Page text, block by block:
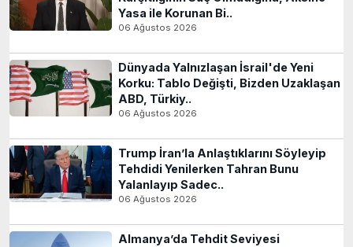
Yasa ile Korunan Bi..
06 Ağustos 2026
Dünyada Yalnızlaşan İsrail'de Yeni
Korku: Tablo Değişti, Bizden Uzaklaşan
ABD, Türkiy..
06 Ağustos 2026
Trump İran’la Anlaştıklarını Söyleyip
Tehdidi Yenilerken Tahran Bunu
Yalanlayıp Sadec..
06 Ağustos 2026
Almanya’da Tehdit Seviyesi